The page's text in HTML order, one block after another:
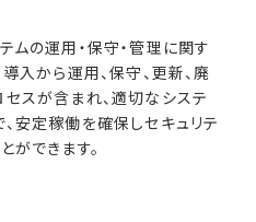
ムの運用・保守・管理に関す
入から運用、保守、更新、廃
スが含まれ、適切なシステ
安定稼働を確保しセキュリテ
ができます。